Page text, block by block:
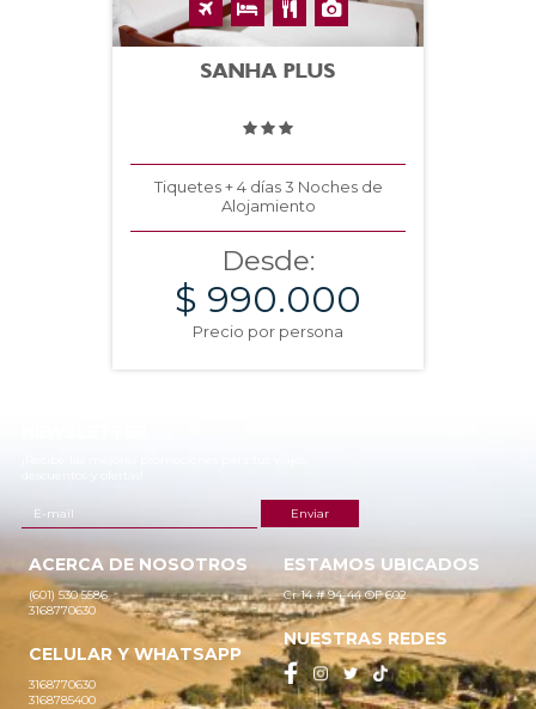
SANHA PLUS
Tiquetes + 4 días 3 Noches de
Alojamiento
Desde:
$ 990.000
Precio por persona
ACERCA DE NOSOTROS
(601) 530 5586
3168770630
CELULAR Y WHATSAPP
3168770630
3168785400
ESTAMOS UBICADOS
Cr 14 # 94-44 OF 602
NUESTRAS REDES